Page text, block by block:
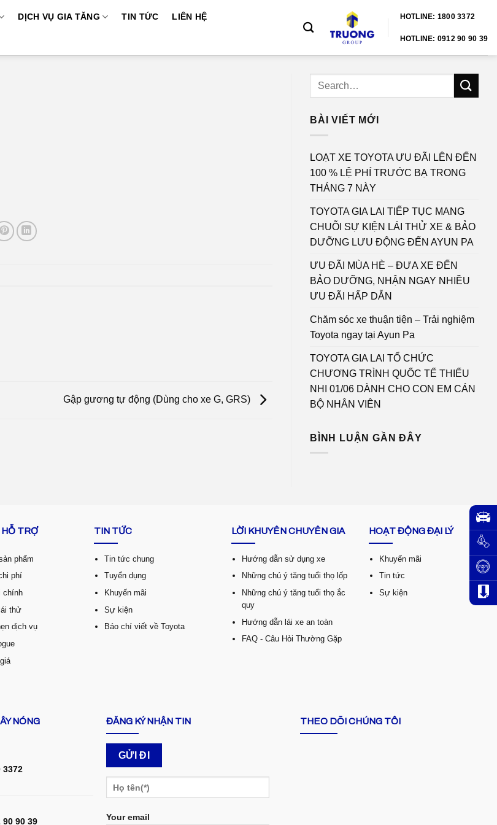
DỊCH VỤ GIA TĂNG TIN TỨC LIÊN HỆ HOTLINE: 1800 3372
HOTLINE: 0912 90 90 39
Gập gương tự động (Dùng cho xe G, GRS)
BÀI VIẾT MỚI
LOẠT XE TOYOTA ƯU ĐÃI LÊN ĐẾN
100 % LỆ PHÍ TRƯỚC BẠ TRONG
THÁNG 7 NÀY
TOYOTA GIA LAI TIẾP TỤC MANG
CHUỖI SỰ KIỆN LÁI THỬ XE & BẢO
DƯỠNG LƯU ĐỘNG ĐẾN AYUN PA
ƯU ĐÃI MÙA HÈ – ĐƯA XE ĐẾN
BẢO DƯỠNG, NHẬN NGAY NHIỀU
ƯU ĐÃI HẤP DẪN
Chăm sóc xe thuận tiện – Trải nghiệm
Toyota ngay tại Ayun Pa
TOYOTA GIA LAI TỔ CHỨC
CHƯƠNG TRÌNH QUỐC TẾ THIẾU
NHI 01/06 DÀNH CHO CON EM CÁN
BỘ NHÂN VIÊN
BÌNH LUẬN GẦN ĐÂY
HỖ TRỢ
phẩm
phí
chính
thử
dịch vụ
TIN TỨC
Tin tức chung
Tuyển dụng
Khuyến mãi
Sự kiện
Báo chí viết về Toyota
LỜI KHUYÊN CHUYÊN GIA
Hướng dẫn sử dụng xe
Những chú ý tăng tuổi thọ lốp
Những chú ý tăng tuổi thọ ắc
quy
Hướng dẫn lái xe an toàn
FAQ - Câu Hỏi Thường Gặp
HOẠT ĐỘNG ĐẠI LÝ
Khuyến mãi
Tin tức
Sự kiện
NÓNG
3372
90 90 39
ĐĂNG KÝ NHẬN TIN
Your email
THEO DÕI CHÚNG TÔI